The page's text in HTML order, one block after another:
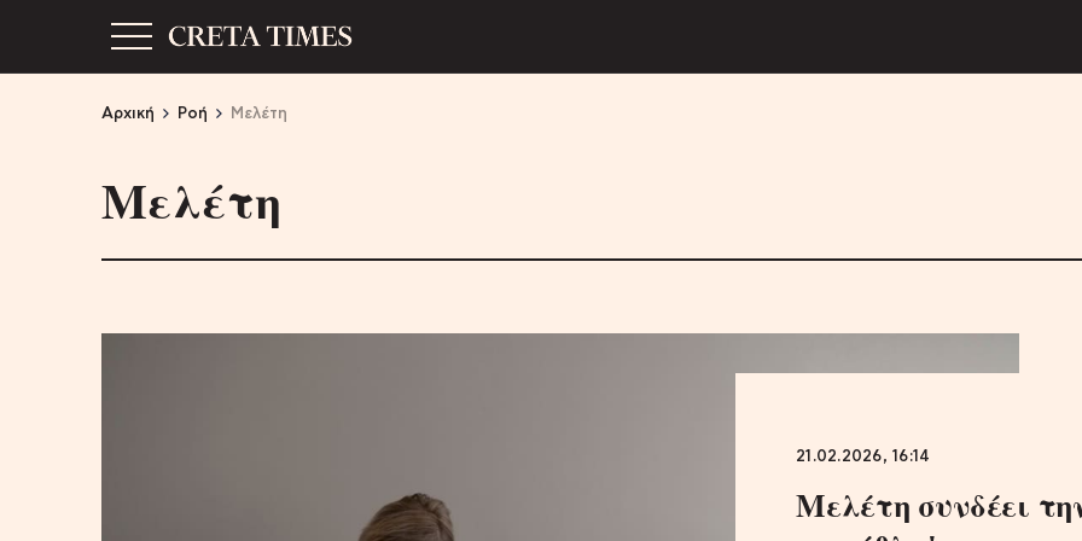
Αρχική Ροή Μελέτη
Μελέτη
21.02.2026, 16:14
Μελέτη συνδέει